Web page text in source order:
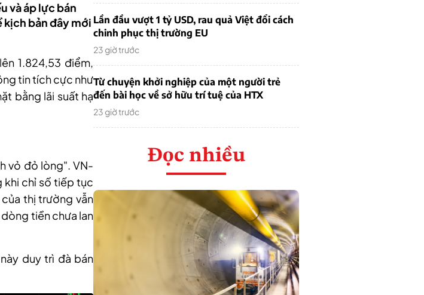
và áp lực bán
bản đây mới
1.824,53 điểm,
tin tích cực như
bằng lãi suất hạ
vỏ đỏ lòng". VN-
khi chỉ số tiếp tục
thị trường vẫn
tiền chưa lan
duy trì đà bán
Lần đầu vượt 1 tỷ USD, rau quả Việt đổi cách
chinh phục thị trường EU
23 giờ trước
Từ chuyện khởi nghiệp của một người trẻ
đến bài học về sở hữu trí tuệ của HTX
23 giờ trước
Đọc nhiều